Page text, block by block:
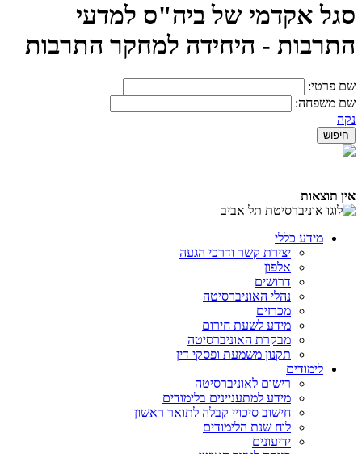
סגל אקדמי של ביה"ס למדעי
התרבות - היחידה למחקר התרבות
שם פרטי:
שם משפחה:
נקה
אין תוצאות
מידע כללי
יצירת קשר ודרכי הגעה
אלפון
דרושים
נהלי האוניברסיטה
מכרזים
מידע לשעת חירום
מבקרת האוניברסיטה
תקנון משמעת ופסקי דין
לימודים
רישום לאוניברסיטה
מידע למתעניינים בלימודים
חישוב סיכויי קבלה לתואר ראשון
לוח שנת הלימודים
ידיעונים